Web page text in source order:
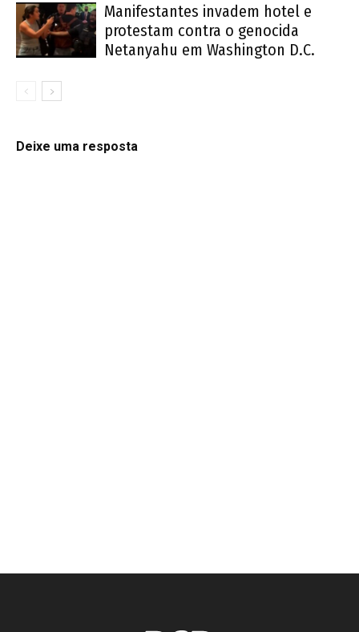
Manifestantes invadem hotel e
protestam contra o genocida
Netanyahu em Washington D.C.
Deixe uma resposta